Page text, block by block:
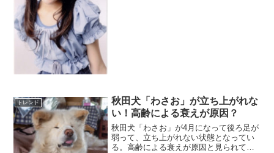
トレンド
秋田犬「わさお」が立ち上がれな
い！高齢による衰えが原因？
秋田犬「わさお」が4月になって後ろ足が
弱って、立ち上がれない状態となってい
る。高齢による衰えが原因と見られてい